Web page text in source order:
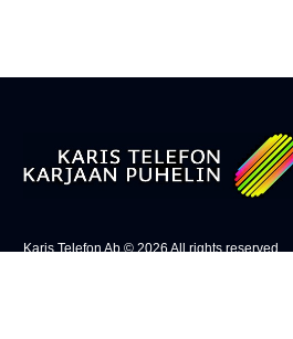
Karis Telefon Ab ©2026All rights reserved